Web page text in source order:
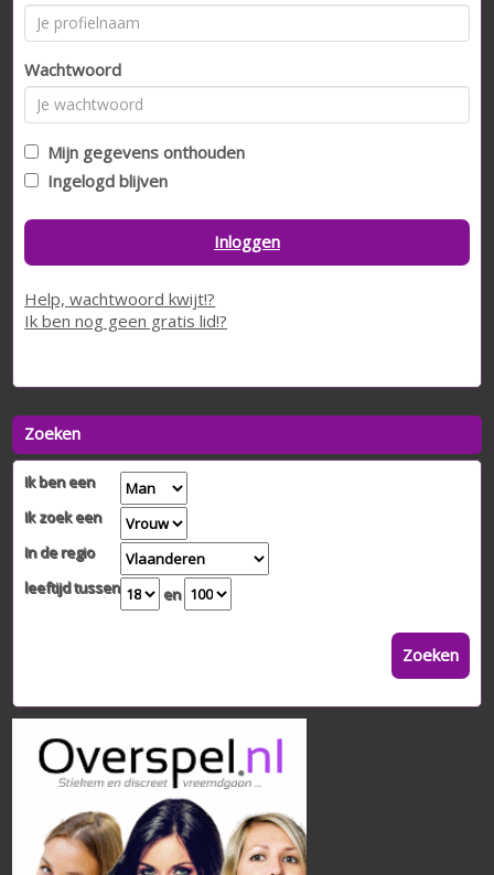
Wachtwoord
Mijn gegevens onthouden
Ingelogd blijven
Inloggen
Help, wachtwoord kwijt!?
Ik ben nog geen gratis lid!?
Zoeken
Ik ben een
Ik zoek een
In de regio
leeftijd tussen
en
Zoeken